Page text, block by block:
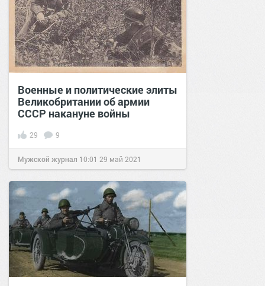
Военные и политические элиты
Великобритании об армии
СССР накануне войны
29 9
Мужской журнал 10:01 29 май 2021